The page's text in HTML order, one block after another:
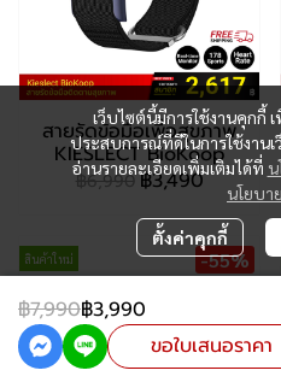
สายรัดข้อมือเพื่อสุขภาพ
KIESLECT BioKoop
฿6,990฿3,490
สินค้าใหม่ -55%
฿7,990฿3,990
ขอใบเสนอราคา
เว็บไซต์นี้มีการใช้งานคุกกี้
ประสบการณ์ที่ดีในการใช้งาน
อ่านรายละเอียดเพิ่มเติมได้ที่
นโยบา
ตั้งค่าคุกกี้